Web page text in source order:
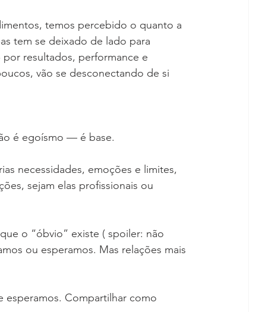
temos percebido o quanto a
tem se deixado de lado para
por resultados, performance e
vão se desconectando de si
é egoísmo — é base.
necessidades, emoções e limites,
sejam elas profissionais ou
o “óbvio” existe ( spoiler: não
ou esperamos. Mas relações mais
esperamos. Compartilhar como